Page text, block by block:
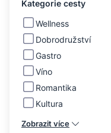
Kategorie cesty
Wellness
Dobrodružství
Gastro
Víno
Romantika
Kultura
Zobrazit více